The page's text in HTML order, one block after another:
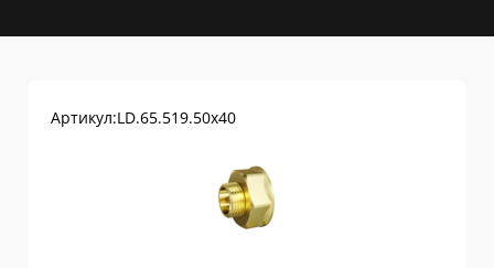
Артикул:LD.65.519.50х40